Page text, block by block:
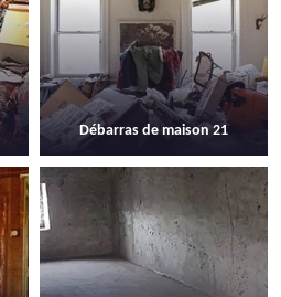
Débarras de maison 21